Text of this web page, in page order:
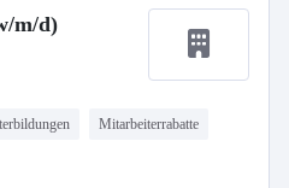
m/d)
Mitarbeiterrabatte